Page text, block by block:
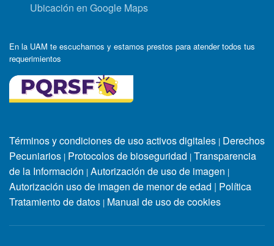
Ubicación en Google Maps
En la UAM te escuchamos y estamos prestos para atender todos tus
requerimientos
Términos y condiciones de uso activos digitales | Derechos
Pecuniarios | Protocolos de bioseguridad | Transparencia
de la Información | Autorización de uso de imagen |
Autorización uso de imagen de menor de edad | Política
Tratamiento de datos | Manual de uso de cookies